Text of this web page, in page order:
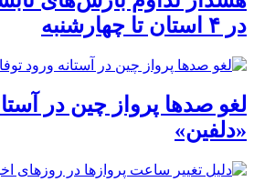
در ۴ استان تا چهارشنبه
لغو صدها پرواز چین در
«دلفین»